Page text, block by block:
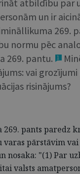
atbildību par
un ir
269.
normu pēc
269. pantu.
1
vai
risinājums?
pants paredz
pārstāvim vai
nosaka: "(1) Par
valsts